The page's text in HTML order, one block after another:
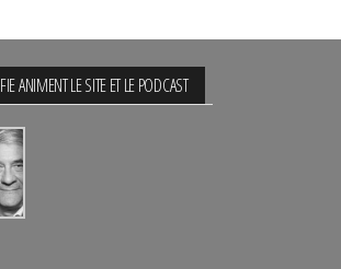
ANIMENT LE SITE ET LE PODCAST